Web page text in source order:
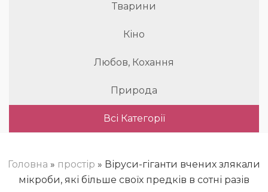
Тварини
Кіно
Любов, Кохання
Природа
Всі Категорії
Головна » простір » Віруси-гіганти вчених злякали
мікроби, які більше своїх предків в сотні разів